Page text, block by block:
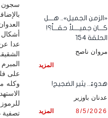
سجون
أشكال
عدا
على
وكله
تصفية
«الزمن الجميل».. هـــل
كـــان جميــــلاً حقـــاً؟!
الحلقة 154
مروان ناصح
المزيد
هدوءٌ.. يثير الضجيج!
عدنان باوزير
المزيد 8/5/2026